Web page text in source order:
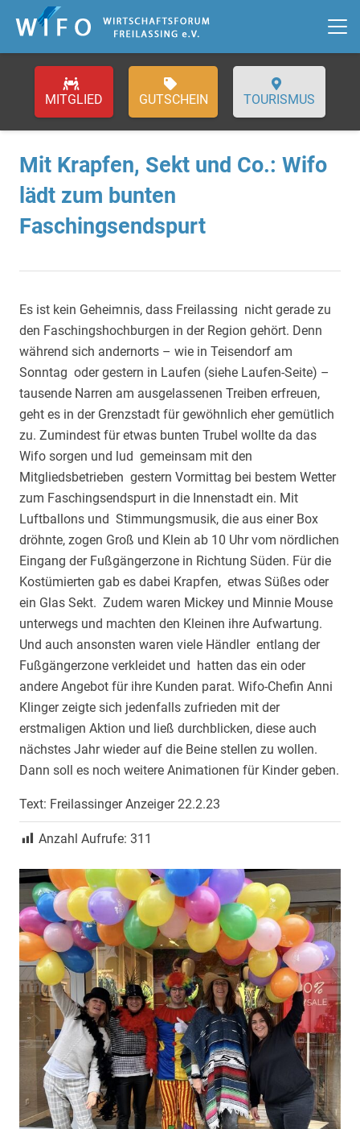
GUTSCHEIN TOURISMUS
Mit Krapfen, Sekt und Co.: Wifo
lädt zum bunten
Faschingsendspurt
Es ist kein Geheimnis, dass Freilassing nicht gerade zu
den Faschingshochburgen in der Region gehört. Denn
während sich andernorts – wie in Teisendorf am
Sonntag oder gestern in Laufen (siehe Laufen-Seite) –
tausende Narren am ausgelassenen Treiben erfreuen,
geht es in der Grenzstadt für gewöhnlich eher gemütlich
zu. Zumindest für etwas bunten Trubel wollte da das
Wifo sorgen und lud gemeinsam mit den
Mitgliedsbetrieben gestern Vormittag bei bestem Wetter
zum Faschingsendspurt in die Innenstadt ein. Mit
Luftballons und Stimmungsmusik, die aus einer Box
dröhnte, zogen Groß und Klein ab 10 Uhr vom nördlichen
Eingang der Fußgängerzone in Richtung Süden. Für die
Kostümierten gab es dabei Krapfen, etwas Süßes oder
ein Glas Sekt. Zudem waren Mickey und Minnie Mouse
unterwegs und machten den Kleinen ihre Aufwartung.
Und auch ansonsten waren viele Händler entlang der
Fußgängerzone verkleidet und hatten das ein oder
andere Angebot für ihre Kunden parat. Wifo-Chefin Anni
Klinger zeigte sich jedenfalls zufrieden mit der
erstmaligen Aktion und ließ durchblicken, diese auch
nächstes Jahr wieder auf die Beine stellen zu wollen.
Dann soll es noch weitere Animationen für Kinder geben.
Text: Freilassinger Anzeiger 22.2.23
Anzahl Aufrufe: 311